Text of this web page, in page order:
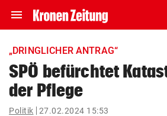
menu Navigation
ein-/ausklappen
account_circle Anmelden
„DRINGLICHER ANTRAG“
SPÖ befürchtet
der Pflege
Politik 27.02.2024 15:53